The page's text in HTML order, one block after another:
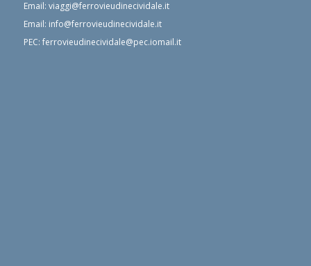
Email: viaggi@ferrovieudinecividale.it
Email: info@ferrovieudinecividale.it
PEC: ferrovieudinecividale@pec.iomail.it